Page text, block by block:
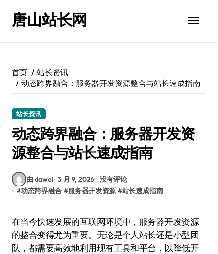
唐山站长网
首页
站长资讯
动态跨界融合：服务器开发资源整合与站长速成指南
站长资讯
动态跨界融合：服务器开发资
源整合与站长速成指南
由 dawei 3 月 9, 2026 没有评论
#动态跨界融合 #服务器开发资源 #站长速成指南
在当今快速发展的互联网环境中，服务器开发资源
的整合变得尤为重要。无论是个人站长还是小型团
队，都需要高效地利用现有工具和平台，以降低开